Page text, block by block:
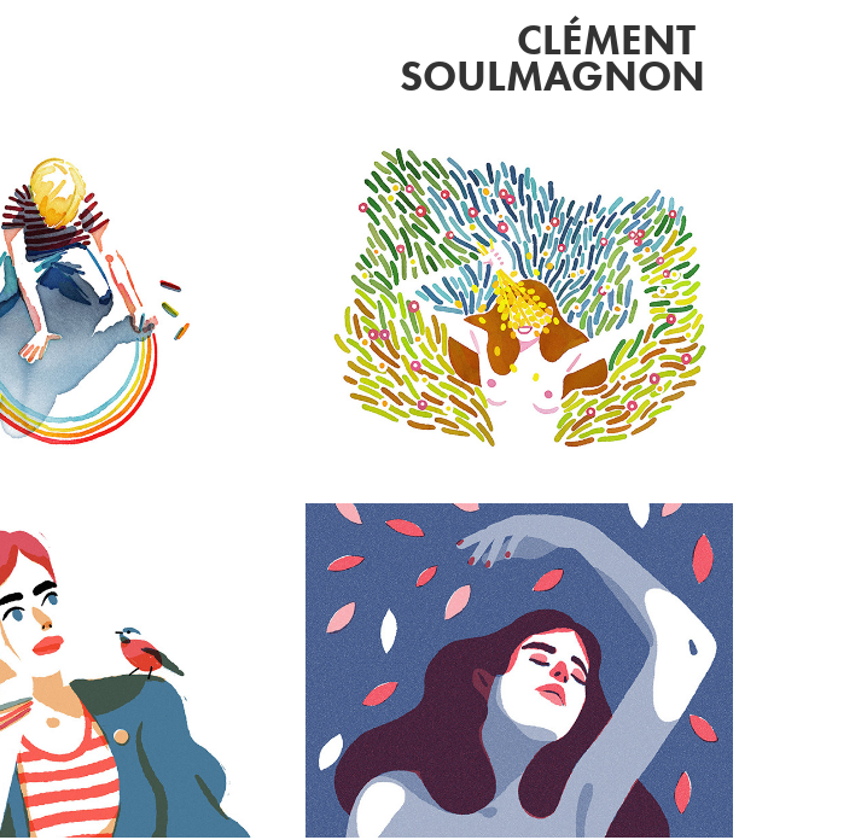
CLÉMENT
SOULMAGNON
DU
FILS
EDITORIAL &
PERSONAL
ILLUSTRATIONS
#2
&
FLUID